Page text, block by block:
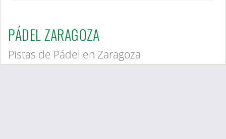
PÁDEL ZARAGOZA
Pistas de Pádel en Zaragoza